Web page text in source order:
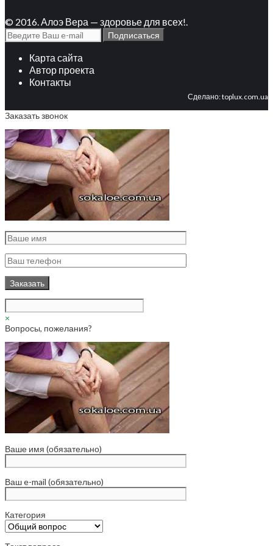
© 2016. Алоэ Вера — здоровье для всех!.
Карта сайта
Автор проекта
Контакты
Сделано:toplux.com.ua
Заказать звонок
×
Вопросы, пожелания?
Ваше имя (обязательно)
Ваш e-mail (обязательно)
Категория